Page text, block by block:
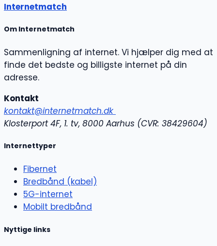
Internetmatch
Om Internetmatch
Sammenligning af internet. Vi hjælper dig med at
finde det bedste og billigste internet på din
adresse.
Kontakt
kontakt@internetmatch.dk
Klosterport 4F, 1. tv, 8000 Aarhus (CVR: 38429604)
Internettyper
Fibernet
Bredbånd (kabel)
5G-internet
Mobilt bredbånd
Nyttige links